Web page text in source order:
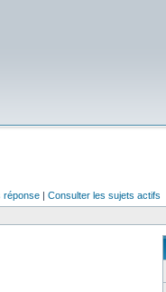
réponse | Consulter les sujets actifs